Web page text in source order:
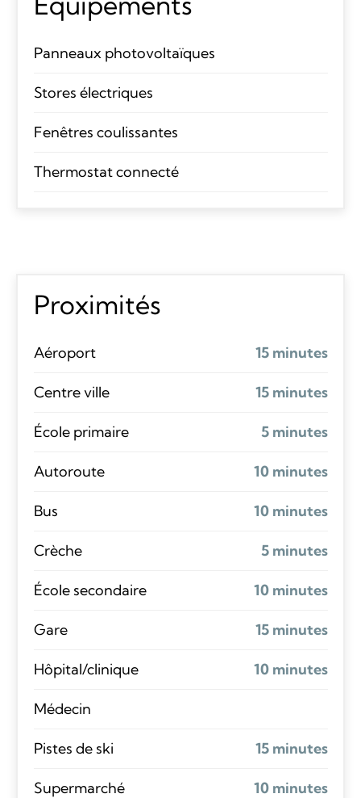
Panneaux photovoltaïques
Stores électriques
Fenêtres coulissantes
Thermostat connecté
Proximités
Aéroport 15 minutes
Centre ville 15 minutes
École primaire 5 minutes
Autoroute 10 minutes
Bus 10 minutes
Crèche 5 minutes
École secondaire 10 minutes
Gare 15 minutes
Hôpital/clinique 10 minutes
Médecin
Pistes de ski 15 minutes
Supermarché 10 minutes